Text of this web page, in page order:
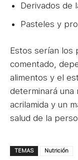
Derivados de
Pasteles y
Estos serían los
comentado,
alimentos y el
determinará una
acrilamida y un
salud de la
TEMAS Nutrición